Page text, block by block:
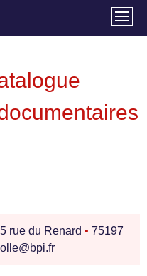
rue du Renard • 75197